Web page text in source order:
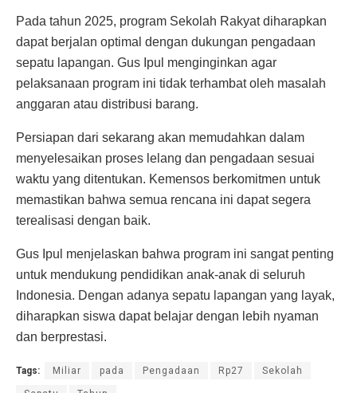
Pada tahun 2025, program Sekolah Rakyat diharapkan
dapat berjalan optimal dengan dukungan pengadaan
sepatu lapangan. Gus Ipul menginginkan agar
pelaksanaan program ini tidak terhambat oleh masalah
anggaran atau distribusi barang.
Persiapan dari sekarang akan memudahkan dalam
menyelesaikan proses lelang dan pengadaan sesuai
waktu yang ditentukan. Kemensos berkomitmen untuk
memastikan bahwa semua rencana ini dapat segera
terealisasi dengan baik.
Gus Ipul menjelaskan bahwa program ini sangat penting
untuk mendukung pendidikan anak-anak di seluruh
Indonesia. Dengan adanya sepatu lapangan yang layak,
diharapkan siswa dapat belajar dengan lebih nyaman
dan berprestasi.
Tags: Miliar pada Pengadaan Rp27 Sekolah